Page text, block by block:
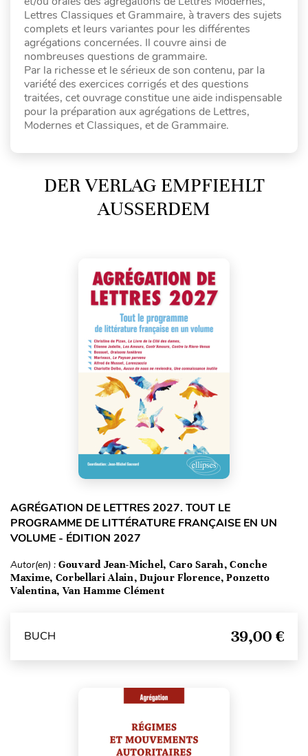
Lettres Classiques et Grammaire, à travers des sujets
complets et leurs variantes pour les différentes
agrégations concernées. Il couvre ainsi de
nombreuses questions de grammaire.
Par la richesse et le sérieux de son contenu, par la
variété des exercices corrigés et des questions
traitées, cet ouvrage constitue une aide indispensable
pour la préparation aux agrégations de Lettres,
Modernes et Classiques, et de Grammaire.
DER VERLAG EMPFIEHLT
AUSSERDEM
AGRÉGATION DE LETTRES 2027. TOUT LE
PROGRAMME DE LITTÉRATURE FRANÇAISE EN UN
VOLUME - ÉDITION 2027
Autor(en) : Gouvard Jean-Michel, Caro Sarah, Conche
Maxime, Corbellari Alain, Dujour Florence, Ponzetto
Valentina, Van Hamme Clément
BUCH 39,00 €